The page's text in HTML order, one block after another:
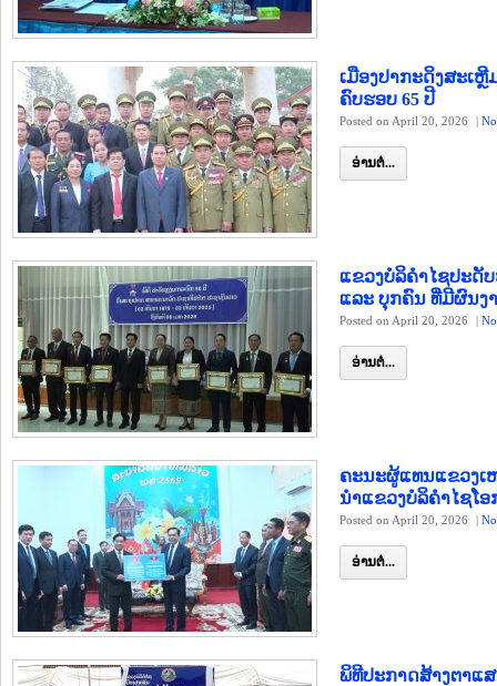
ເມືອງປາກະດິງສະ
ຄົບຮອບ 65 ປີ
Posted on April 20, 2026 |
ອ່ານຕໍ່...
ແຂວງບໍລິຄຳໄຊປະດັ
ແລະ ບຸກຄົນ ທີ່ມີຜົນງ
Posted on April 20, 2026 |
ອ່ານຕໍ່...
ຄະນະຜູ້ແທນແຂວງ
ນຳແຂວງບໍລິຄຳໄຊໂ
Posted on April 20, 2026 |
ອ່ານຕໍ່...
ພິທີປະກາດສ້າງຕາແ